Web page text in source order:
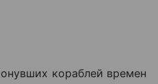
кораблей времен